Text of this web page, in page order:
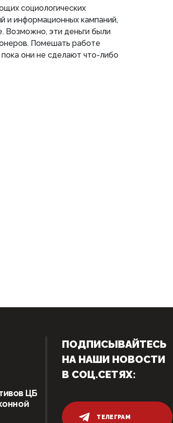
социологических
и информационных кампаний,
Возможно, эти деньги были
Помешать работе
они не сделают что-либо
ЦБ
ПОДПИСЫВАЙТЕСЬ
НА НАШИ НОВОСТИ
В СОЦ.СЕТЯХ:
ТЕЛЕГРАМ